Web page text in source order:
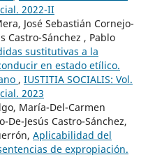
2022-II
José Sebastián Cornejo-
Castro-Sánchez , Pablo
sustitutivas a la
en estado etílico.
, IUSTITIA SOCIALIS: Vol.
2023
María-Del-Carmen
De-Jesús Castro-Sánchez,
Aplicabilidad del
de expropiación.